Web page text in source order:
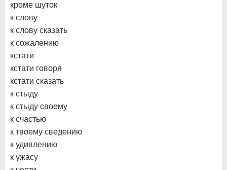
кроме шуток
к слову
к слову сказать
к сожалению
кстати
кстати говоря
кстати сказать
к стыду
к стыду своему
к счастью
к твоему сведению
к удивлению
к ужасу